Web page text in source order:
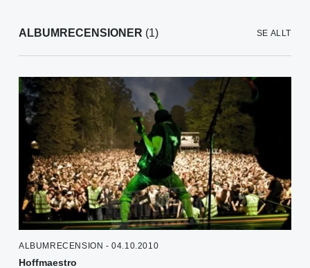
ALBUMRECENSIONER (1) SE ALLT
ALBUMRECENSION - 04.10.2010
Hoffmaestro